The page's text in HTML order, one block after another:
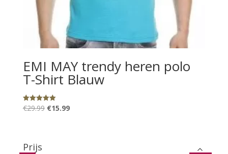
EMI MAY trendy heren polo
T-Shirt Blauw
Gewaardeerd
5.00
€29.99 Oorspronkelijke
€15.99Huidige
Prijs